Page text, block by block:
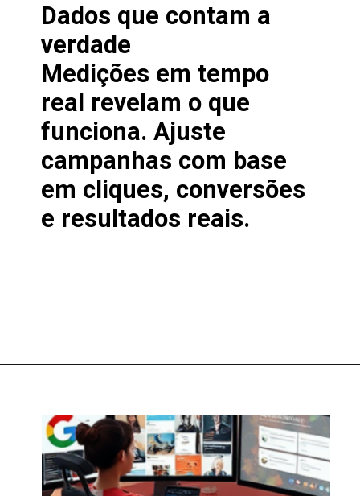
Dados que contam a
verdade
Medições em tempo
real revelam o que
funciona. Ajuste
campanhas com base
em cliques, conversões
e resultados reais.